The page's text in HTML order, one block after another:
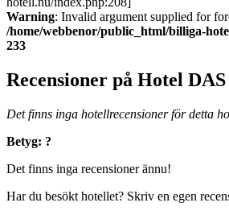
Warning: Invalid argument supplied for
/home/webbenor/public_html/billiga-
233
Recensioner på Hotel
Det finns inga hotellrecensioner för detta
Betyg: ?
Det finns inga recensioner ännu!
Har du besökt hotellet? Skriv en egen